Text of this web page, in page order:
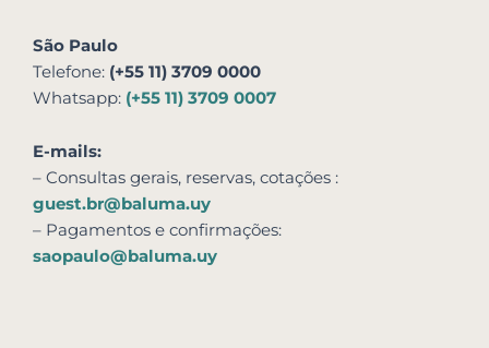
São Paulo
Telefone: (+55 11) 3709 0000
Whatsapp: (+55 11) 3709 0007
E-mails:
– Consultas gerais, reservas, cotações :
guest.br@baluma.uy
– Pagamentos e confirmações:
saopaulo@baluma.uy